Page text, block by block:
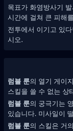
목표가 화염방사기
시간에 걸쳐 큰 피해
전투에서 이기고 있
시오.
럼블 룬의 열기 게이
스킬을 쓸 수 없는 상
럼블 룬의 궁극기는
있습니다. 미사일이
럼블 룬의 스킬은 거